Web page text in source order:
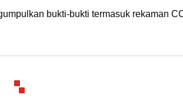
bukti-bukti termasuk rekaman